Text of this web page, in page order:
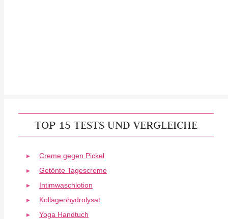
TOP 15 TESTS UND VERGLEICHE
Creme gegen Pickel
Getönte Tagescreme
Intimwaschlotion
Kollagenhydrolysat
Yoga Handtuch